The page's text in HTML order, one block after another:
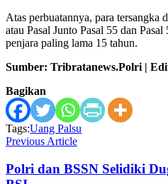
Atas perbuatannya, para tersangka
atau Pasal Junto Pasal 55 dan
penjara paling lama 15 tahun.
Sumber: Tribratanews.Polri |
Bagikan
Tags:Uang Palsu
Previous Article
Polri dan BSSN Selidiki